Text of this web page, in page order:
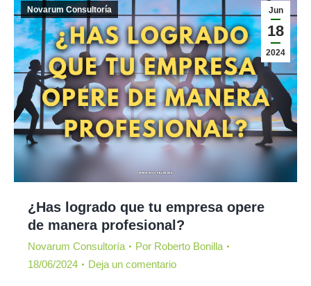
Jun
18
2024
Novarum Consultoría
¿Has logrado que tu empresa opere
de manera profesional?
Novarum Consultoría Por Roberto Bonilla
18/06/2024
Deja un comentario